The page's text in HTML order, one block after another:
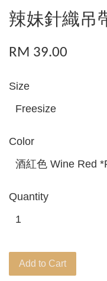
辣妹針織吊
RM 39.00
Size
Color
Quantity
Add to Cart